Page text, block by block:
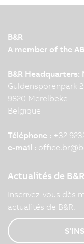
B&R
A member of the
B&R Headquarters:
Guldensporenpark
9820 Merelbeke
Belgique
Téléphone : +32
e-mail : office.br@
Actualités de
Inscrivez-vous dès
actualités de B&R.